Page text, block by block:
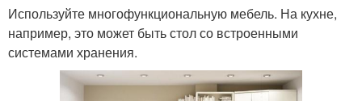
Используйте многофункциональную мебель. На кухне,
например, это может быть стол со встроенными
системами хранения.